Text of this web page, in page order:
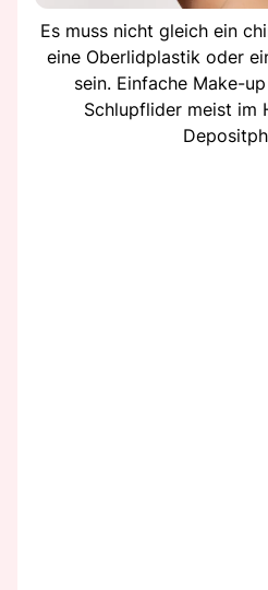
Es muss nicht gleich ein
eine Oberlidplastik oder
sein. Einfache Make-
Schlupflider meist im